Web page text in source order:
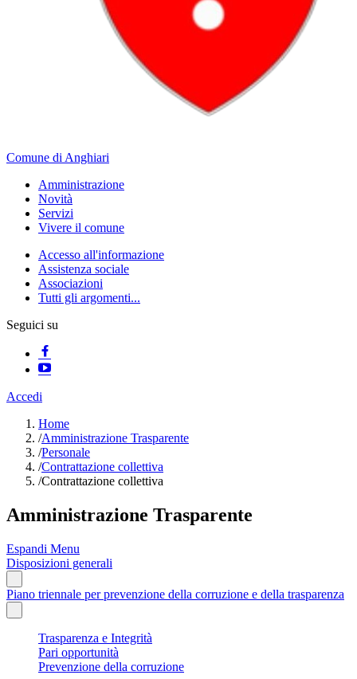
Comune di Anghiari
Amministrazione
Novità
Servizi
Vivere il comune
Accesso all'informazione
Assistenza sociale
Associazioni
Tutti gli argomenti...
Seguici su
Accedi
Home
/Amministrazione Trasparente
/Personale
/Contrattazione collettiva
/Contrattazione collettiva
Amministrazione Trasparente
Espandi Menu
Disposizioni generali
Piano triennale per prevenzione della corruzione e della trasparenza
Trasparenza e Integrità
Pari opportunità
Prevenzione della corruzione